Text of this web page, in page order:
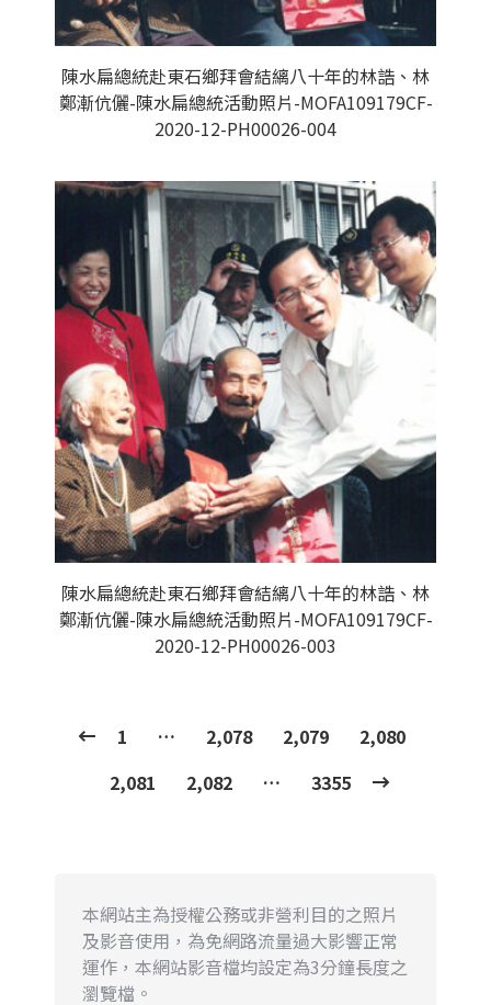
陳水扁總統赴東石鄉拜會結縭八十年的林誥、林
鄭漸伉儷-陳水扁總統活動照片-MOFA109179CF-
2020-12-PH00026-004
陳水扁總統赴東石鄉拜會結縭八十年的林誥、林
鄭漸伉儷-陳水扁總統活動照片-MOFA109179CF-
2020-12-PH00026-003
1 … 2,078 2,079
2,080
2,081
2,082 … 3355
本網站主為授權公務或非營利目的之照片
及影音使用，為免網路流量過大影響正常
運作，本網站影音檔均設定為3分鐘長度之
瀏覽檔。